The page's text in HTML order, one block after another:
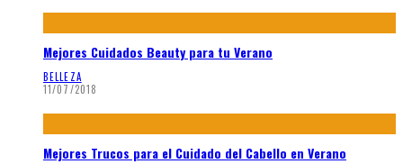
Mejores Cuidados Beauty para tu Verano
BELLEZA
11/07/2018
Mejores Trucos para el Cuidado del Cabello en Verano